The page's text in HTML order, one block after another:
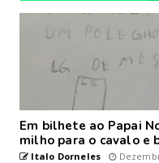
Em bilhete ao Papai
milho para o cavalo e
Italo Dorneles